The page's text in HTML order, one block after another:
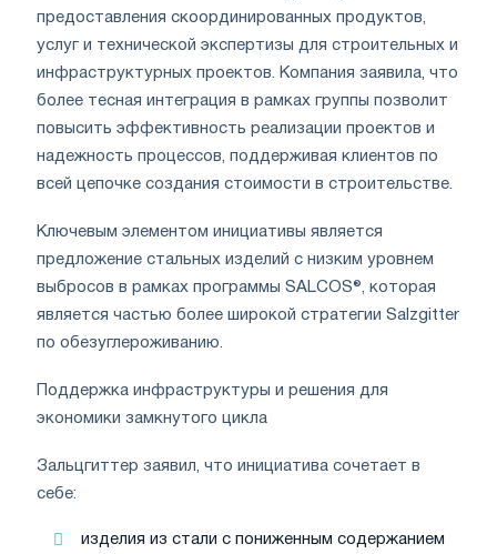
предоставления скоординированных продуктов,
услуг и технической экспертизы для строительных и
инфраструктурных проектов. Компания заявила, что
более тесная интеграция в рамках группы позволит
повысить эффективность реализации проектов и
надежность процессов, поддерживая клиентов по
всей цепочке создания стоимости в строительстве.
Ключевым элементом инициативы является
предложение стальных изделий с низким уровнем
выбросов в рамках программы SALCOS®, которая
является частью более широкой стратегии Salzgitter
по обезуглероживанию.
Поддержка инфраструктуры и решения для
экономики замкнутого цикла
Зальцгиттер заявил, что инициатива сочетает в
себе:
изделия из стали с пониженным содержанием